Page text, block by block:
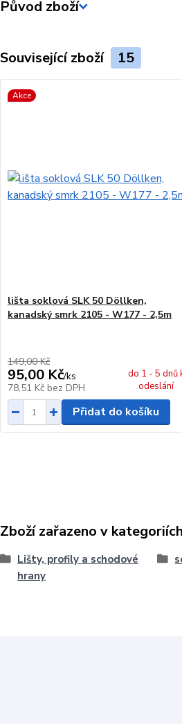
Původ zboží
Související zboží 15
Akce
lišta soklová SLK 50 Döllken,
kanadský smrk 2105 - W177 - 2,5m
149,00 Kč
95,00 Kč/ks
78,51 Kč bez DPH
do 1 - 5 dnů
odeslání
Přidat do košíku
Zboží zařazeno v kategoriích
Lišty, profily a schodové
hrany